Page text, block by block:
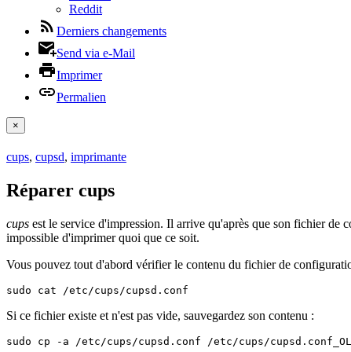
Reddit
Derniers changements
Send via e-Mail
Imprimer
Permalien
×
cups, cupsd, imprimante
Réparer cups
cups est le service d'impression. Il arrive qu'après que son fichier de
impossible d'imprimer quoi que ce soit.
Vous pouvez tout d'abord vérifier le contenu du fichier de
sudo cat /etc/cups/cupsd.conf
Si ce fichier existe et n'est pas vide, sauvegardez son contenu :
sudo cp -a /etc/cups/cupsd.conf /etc/cups/